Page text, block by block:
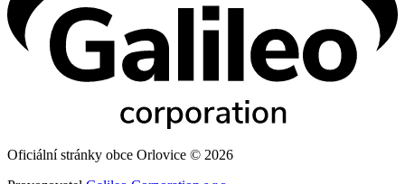
Oficiální stránky obce Orlovice © 2026